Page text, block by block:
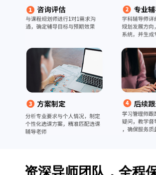
资深导师团队，全程